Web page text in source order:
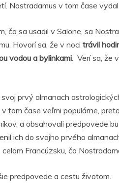
Nostradamus v tom čase
čo sa usadil v Salone, sa
Hovorí sa, že v noci trávil
vodou a bylinkami. Verí sa, že
prvý almanach
tom čase veľmi populárne,
a obsahovali predpovede
ich do svojho prvého
Francúzsku, čo
predpovede a cestu životom.